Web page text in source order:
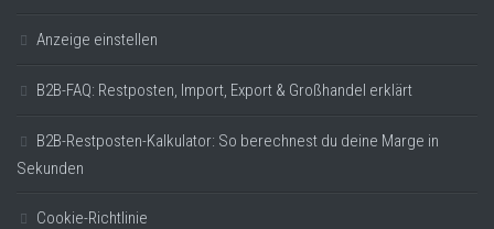
Anzeige einstellen
B2B-FAQ: Restposten, Import, Export & Großhandel erklärt
B2B-Restposten-Kalkulator: So berechnest du deine Marge in
Sekunden
Cookie-Richtlinie